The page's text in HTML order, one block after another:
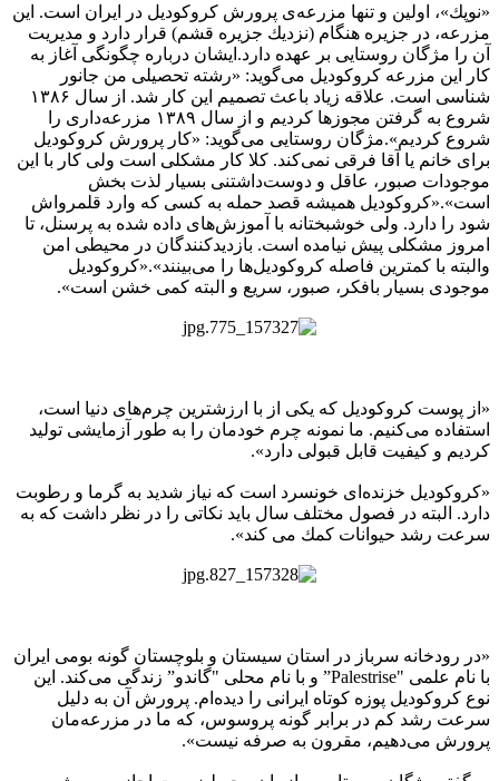
«نوپك»، اولین و تنها مزرعه‌ی پرورش كروكودیل در ایران است. این
مزرعه، در جزیره هنگام (نزدیك جزیره قشم) قرار دارد و مدیریت
آن را مژگان روستایی بر عهده دارد.ایشان درباره چگونگی آغاز به
كار این مزرعه كروكودیل می‌گوید: «رشته تحصیلی من جانور
شناسی است. علاقه زیاد باعث تصمیم این كار شد. از سال ۱۳۸۶
شروع به گرفتن مجوزها كردیم و از سال ۱۳۸۹ مزرعه‌داری را
شروع كردیم».مژگان روستایی می‌گوید: «كار پرورش كروكودیل
برای خانم یا آقا فرقی نمی‌كند. كلا كار مشكلی است ولی كار با این
موجودات صبور، عاقل و دوست‌داشتنی بسیار لذت بخش
است».«كروكودیل همیشه قصد حمله به كسی كه وارد قلمرواش
شود را دارد. ولی خوشبختانه با آموزش‌های داده شده به پرسنل، تا
امروز مشكلی پیش نیامده است. بازدیدكنندگان در محیطی امن
والبته با كمترین فاصله كروكودیل‌ها را می‌بینند».«كروكودیل
موجودی بسیار بافكر، صبور، سریع و البته كمی خشن است».
«از پوست كروكودیل كه یكی از با ارزشترین چرم‌های دنیا است،
استفاده می‌كنیم. ما نمونه چرم خودمان را به طور آزمایشی تولید
كردیم و كیفیت قابل قبولی دارد».
«كروكودیل خزنده‌ای خونسرد است كه نیاز شدید به گرما و رطوبت
دارد. البته در فصول مختلف سال باید نكاتی را در نظر داشت كه به
سرعت رشد حیوانات كمك می كند».
«در رودخانه سرباز در استان سیستان و بلوچستان گونه بومی ایران
با نام علمی "Palestrise” و با نام محلی "گاندو” زندگی می‌كند. این
نوع كروكودیل پوزه كوتاه ایرانی را دیده‌ام. پرورش آن به دلیل
سرعت رشد كم در برابر گونه پروسوس، كه ما در مزرعه‌مان
پرورش می‌دهیم، مقرون به صرفه نیست».